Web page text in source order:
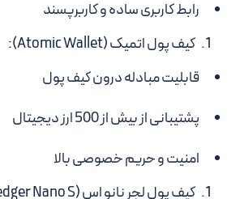
رابط کاربری ساده و کاربرپسند
کیف پول اتمیک (Atomic Wallet):
قابلیت مبادله درون کیف پول
پشتیبانی از بیش از 500 ارز دیجیتال
امنیت و حریم خصوصی بالا
کیف پول لجر نانو اس (Ledger Nano S):